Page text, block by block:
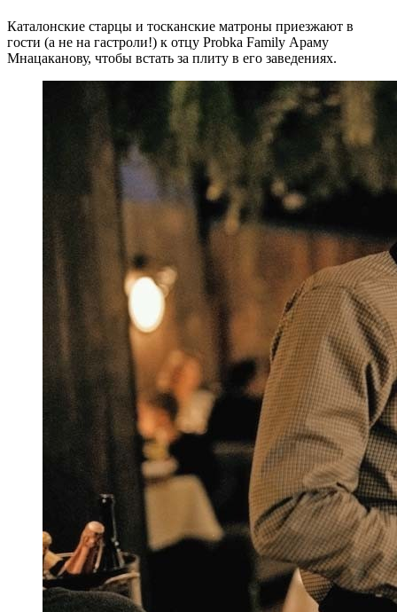
Каталонские старцы и тосканские матроны приезжают в
гости (а не на гастроли!) к отцу Probka Family Араму
Мнацаканову, чтобы встать за плиту в его заведениях.